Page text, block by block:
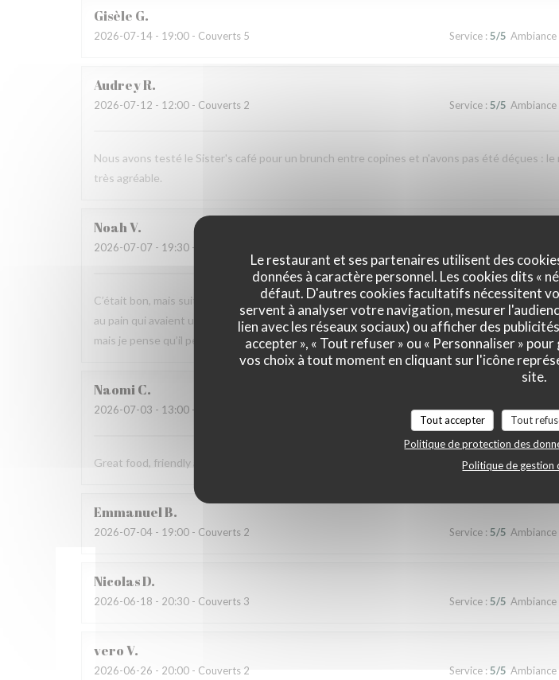
Le restaurant et ses partenaires utilisent des
données à caractère personnel. Les cookies dits «
défaut. D'autres cookies facultatifs nécessitent
servent à analyser votre navigation, mesurer
lien avec les réseaux sociaux) ou afficher des
accepter », « Tout refuser » ou « Personnaliser »
vos choix à tout moment en cliquant sur l'icône
site.
Tout accepter Tout
Politique de protection des
Politique de gestion
Gisèle G
2026-07-14 - 19:00 - Couverts 5 Service: 5/5 Ambiance
AudreyR
2026-07-12 - 12:00 - Couverts 2 Service: 5/5 Ambiance
Nous avons testé le Sister's café pour un brunch entre copines et n'avons pas été déçues :
très agréable.
NoahV
2026-07-07 - 19:30 - Couverts 6
C’était bon, mais suite à la soirée j’ai fait une violente indigestion qui a nécessité un
au pain qui avaient un goût légèrement avarié, comme si elle avait pris un coup de chaud. Je
mais je pense qu’il peut s’améliorer.
NaomiC
2026-07-03 - 13:00 - Couverts 4 Service:5 /5 Ambiance
Great food, friendly and welcoming staff. Lovely experience!
EmmanuelB
2026-07-04 - 19:00 - Couverts 2 Service: 5/5 Ambiance
NicolasD
2026-06-18 - 20:30 - Couverts 3 Service: 5/5 Ambiance
veroV
2026-06-26 - 20:00 - Couverts 2 Service: 5/5 Ambiance